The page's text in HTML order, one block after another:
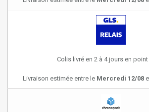
Colis livré en 2 à 4 jours en
Livraison estimée entre le Mercredi 12/08